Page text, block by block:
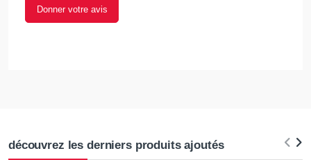
Donner votre avis
découvrez les derniers produits ajoutés